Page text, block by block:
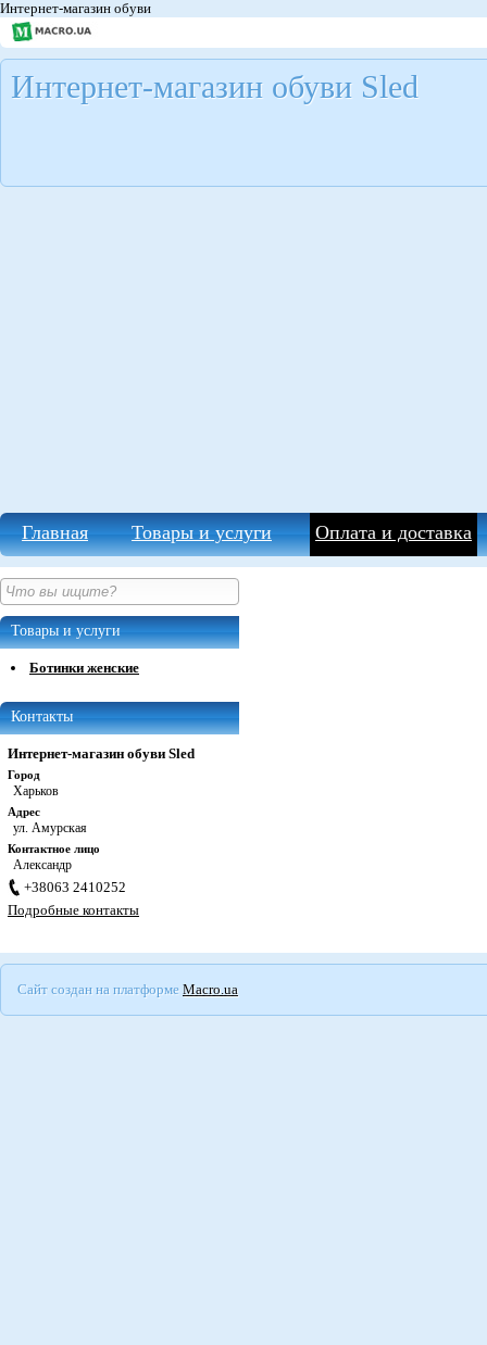
Интернет-магазин обуви
Интернет-магазин обуви Sled
Главная Товары и услуги Оплата и доставка
Товары и услуги
Ботинки женские
Контакты
Интернет-магазин обуви Sled
Город
Харьков
Адрес
ул. Амурская
Контактное лицо
Александр
+38063 2410252
Подробные контакты
Сайт создан на платформе Macro.ua